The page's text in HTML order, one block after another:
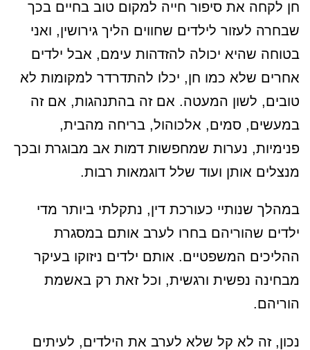
חן לקחה את סיפור חייה למקום טוב בחיים בכך
שבחרה לעזור לילדים שחווים הליך גירושין, ואני
בטוחה שהיא יכולה להזדהות עימם, אבל ילדים
אחרים שלא כמו חן, יכלו להתדרדר למקומות לא
טובים, לשון המעטה. אם זה בהתנהגות, אם זה
במעשים, סמים, אלכוהול, בריחה מהבית,
פנימיות, נערות שמחפשות דמות אב מבוגרת ובכך
מנצלים אותן ועוד שלל דוגמאות רבות.
במהלך שנותיי כעורכת דין, נתקלתי ביותר מדי
ילדים שהוריהם בחרו לערב אותם במסגרת
ההליכים המשפטיים. אותם ילדים ניזוקו בעיקר
מבחינה נפשית ורגשית, וכל זאת רק באשמת
הוריהם.
נכון, זה לא קל שלא לערב את הילדים, לעיתים